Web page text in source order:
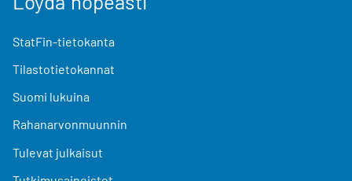
StatFin-tietokanta
Tilastotietokannat
Suomi lukuina
Rahanarvonmuunnin
Tulevat julkaisut